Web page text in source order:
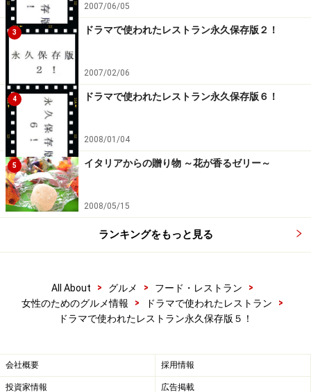
2007/06/05
3 ドラマで使われたレストラン永久保存版２！
2007/02/06
4 ドラマで使われたレストラン永久保存版６！
2008/01/04
5 イタリアからの贈り物 ～花が香るゼリー～
2008/05/15
ランキングをもっと見る
All About > グルメ > フード・レストラン
>
女性のためのグルメ情報
> ドラマで使われたレストラン
>
ドラマで使われたレストラン永久保存版５！
会社概要 採用情報
投資家情報 広告掲載